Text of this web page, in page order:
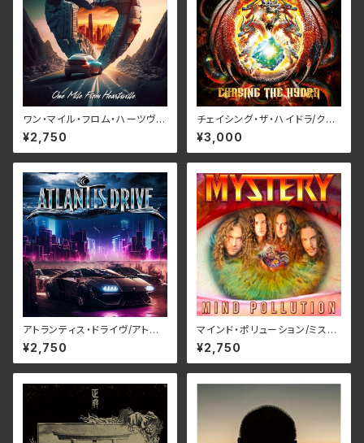
ワン・マイル・フロム・ハーツヴィ
ル/フローズン・レイン RBNCD-
1383
¥2,750
チェイシング・ザ・ハイドラ/クリ
ムゾン・グローリー RBNCD-1
467(仕様:CD)
¥3,000
アトランティス・ドライヴ/アトラ
ンティス・ドライヴ RBNCD-1
406(仕様:CD)
¥2,750
マインド・ポリューション/ミステ
リー RBNCD-1401(仕様:CD)
¥2,750